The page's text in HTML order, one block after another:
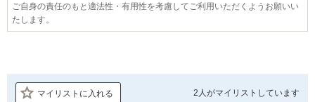
ご自身の責任のもと適法性・有用性を考慮してご利用いただくようお願いい
たします。
マイリストに入れる 2人がマイリストしています